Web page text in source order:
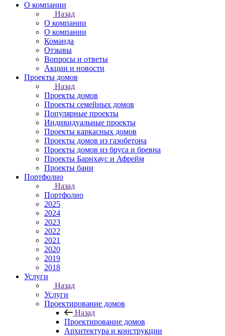
О компании
Назад
О компании
О компании
Команда
Отзывы
Вопросы и ответы
Акции и новости
Проекты домов
Назад
Проекты домов
Проекты семейных домов
Популярные проекты
Индивидуальные проекты
Проекты каркасных домов
Проекты домов из газобетона
Проекты домов из бруса и бревна
Проекты Барнхаус и Афрейм
Проекты бани
Портфолио
Назад
Портфолио
2025
2024
2023
2022
2021
2020
2019
2018
Услуги
Назад
Услуги
Проектирование домов
Назад
Проектирование домов
Архитектура и конструкции